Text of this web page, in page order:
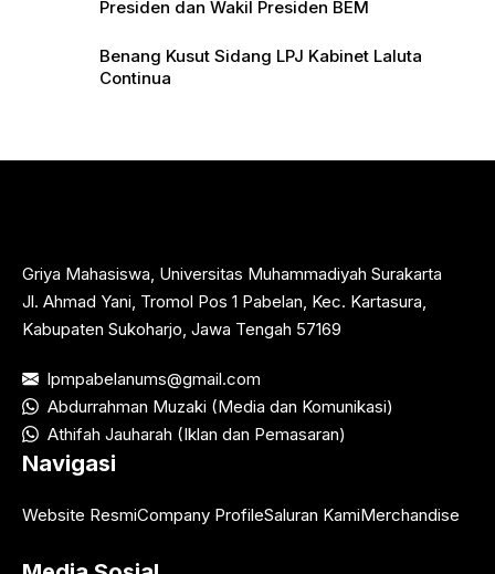
Presiden dan Wakil Presiden BEM
Benang Kusut Sidang LPJ Kabinet Laluta
Continua
Griya Mahasiswa, Universitas Muhammadiyah Surakarta
Jl. Ahmad Yani, Tromol Pos 1 Pabelan, Kec. Kartasura,
Kabupaten Sukoharjo, Jawa Tengah 57169
lpmpabelanums@gmail.com
Abdurrahman Muzaki (Media dan Komunikasi)
Athifah Jauharah (Iklan dan Pemasaran)
Navigasi
Website ResmiCompany ProfileSaluran KamiMerchandise